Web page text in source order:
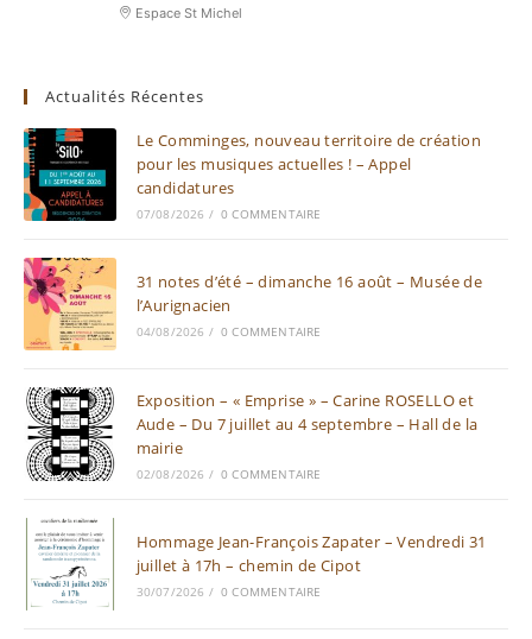
Espace St Michel
Actualités Récentes
Le Comminges, nouveau territoire de création
pour les musiques actuelles ! – Appel
candidatures
07/08/2026 / 0 COMMENTAIRE
31 notes d’été – dimanche 16 août – Musée de
l’Aurignacien
04/08/2026 / 0 COMMENTAIRE
Exposition – « Emprise » – Carine ROSELLO et
Aude – Du 7 juillet au 4 septembre – Hall de la
mairie
02/08/2026 / 0 COMMENTAIRE
Hommage Jean-François Zapater – Vendredi 31
juillet à 17h – chemin de Cipot
30/07/2026 / 0 COMMENTAIRE